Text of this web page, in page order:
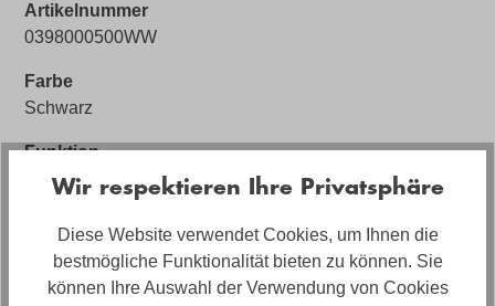
Artikelnummer
0398000500WW
Farbe
Schwarz
Funktion
Ausziehbar
Artikelabmessungen
Wir respektieren Ihre Privatsphäre
Diese Website verwendet Cookies, um Ihnen die
bestmögliche Funktionalität bieten zu können. Sie
können Ihre Auswahl der Verwendung von Cookies